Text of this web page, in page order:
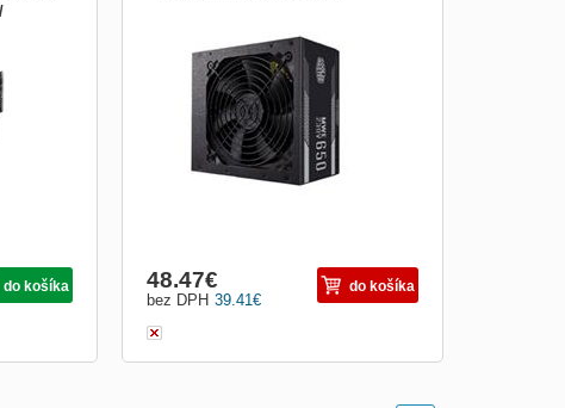
do košíka
Standard, ktorý zaručuje priemernú
účinnosť 85 % pri typickom zaťažení.
Konštrukcia obvodu DC-to-DC + LLC
umožňuje jednotke spoľahlivo, efektívne a
bezpečne konvertovať napájanie z jedinej
+12 V koľajnice, čím sa zvy...
39.41€
bez DPH
48.47€ do košíka